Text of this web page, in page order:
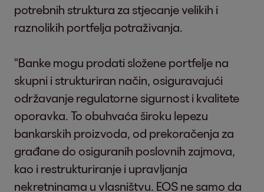
potrebnih struktura za stjecanje velikih i
raznolikih portfelja potraživanja.
"Banke mogu prodati složene portfelje na
skupni i strukturiran način, osiguravajući
održavanje regulatorne sigurnost i kvalitete
oporavka. To obuhvaća široku lepezu
bankarskih proizvoda, od prekoračenja za
građane do osiguranih poslovnih zajmova,
kao i restrukturiranje i upravljanja
nekretninama u vlasništvu. EOS ne samo da